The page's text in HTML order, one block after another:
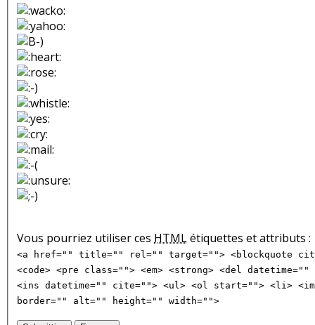
Vous pourriez utiliser ces HTMLétiquettes et attributs :
<a href="" title="" rel="" target=""> <blockquote
<code> <pre class=""> <em> <strong> <del
<ins datetime="" cite=""> <ul> <ol start=""> <li>
border="" alt="" height="" width="">